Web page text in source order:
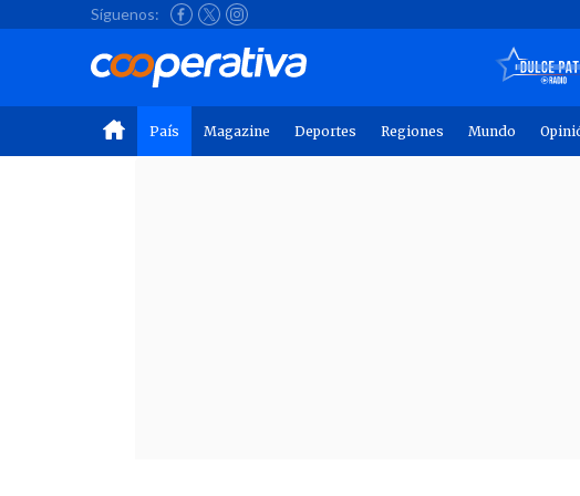
Síguenos:
País Magazine Deportes Regiones Mundo